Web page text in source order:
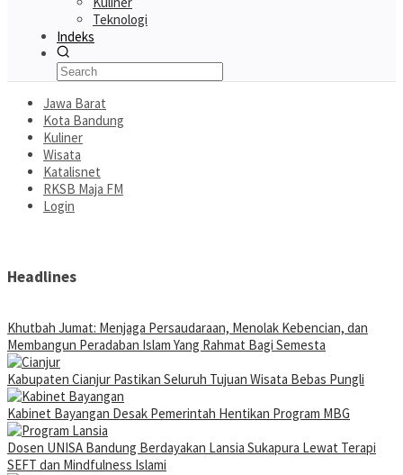
Teknologi
Indeks
Jawa Barat
Kota Bandung
Kuliner
Wisata
Katalisnet
RKSB Maja FM
Login
Headlines
Khutbah Jumat: Menjaga Persaudaraan, Menolak Kebencian, dan
Membangun Peradaban Islam Yang Rahmat Bagi Semesta
Kabupaten Cianjur Pastikan Seluruh Tujuan Wisata Bebas Pungli
Kabinet Bayangan Desak Pemerintah Hentikan Program MBG
Dosen UNISA Bandung Berdayakan Lansia Sukapura Lewat Terapi
SEFT dan Mindfulness Islami